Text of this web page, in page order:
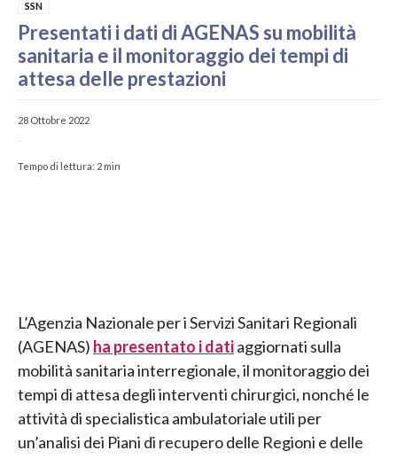
SSN
Presentati i dati di AGENAS su mobilità
sanitaria e il monitoraggio dei tempi di
attesa delle prestazioni
28 Ottobre 2022
-
Tempo di lettura: 2 min
L’Agenzia Nazionale per i Servizi Sanitari Regionali
(AGENAS) ha presentato i datiaggiornati sulla
mobilità sanitaria interregionale, il monitoraggio dei
tempi di attesa degli interventi chirurgici, nonché le
attività di specialistica ambulatoriale utili per
un’analisi dei Piani di recupero delle Regioni e delle